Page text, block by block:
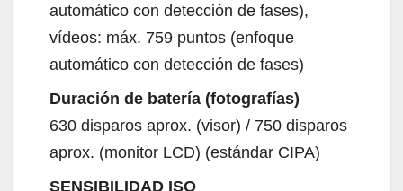
automático con detección de fases),
vídeos: máx. 759 puntos (enfoque
automático con detección de fases)
Duración de batería (fotografías)
630 disparos aprox. (visor) / 750 disparos
aprox. (monitor LCD) (estándar CIPA)
SENSIBILIDAD ISO